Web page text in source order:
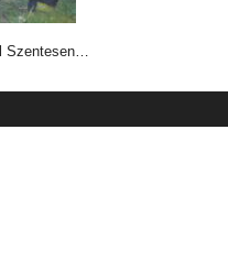
Szentesen…